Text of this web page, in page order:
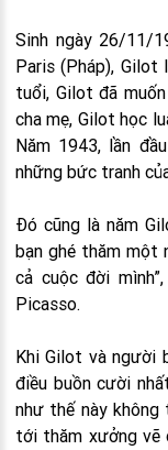
Sinh ngày 26/11/
Paris (Pháp),
tuổi, Gilot đã
cha mẹ, Gilot học
Năm 1943, lần
những bức tranh
Đó cũng là năm
bạn ghé thăm một
cả cuộc đời
Picasso.
Khi Gilot và người
điều buồn cười
như thế này
tới thăm xưởng vẽ